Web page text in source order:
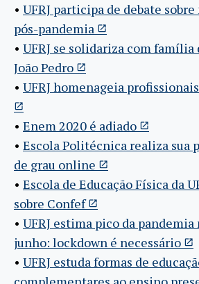
• UFRJ participa de debate
pós-pandemia
• UFRJ se solidariza com família
João Pedro
• UFRJ homenageia
• Enem 2020 é adiado
• Escola Politécnica realiza sua
de grau online
• Escola de Educação Física da
sobre Confef
• UFRJ estima pico da
junho: lockdown é necessário
• UFRJ estuda formas de